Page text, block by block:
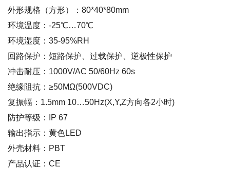
外形规格（方形）：80*40*80mm
环境温度：-25℃…70℃
环境湿度：35-95%RH
回路保护：短路保护、过载保护、逆极性保护
冲击耐压：1000V/AC 50/60Hz 60s
绝缘阻抗：≥50MΩ(500VDC)
复振幅：1.5mm 10…50Hz(X,Y,Z方向各2小时)
防护等级：IP 67
输出指示：黄色LED
外壳材料：PBT
产品认证：CE